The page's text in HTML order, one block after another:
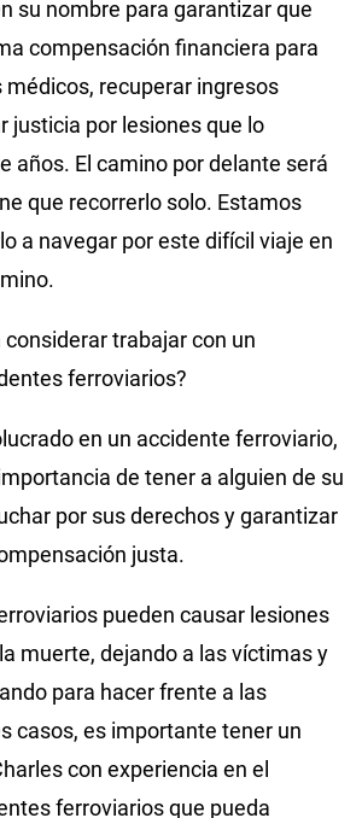
su nombre para garantizar que
compensación financiera para
recuperar ingresos
justicia por lesiones que lo
años. El camino por delante será
que recorrerlo solo. Estamos
a navegar por este difícil viaje en
considerar trabajar con un
ferroviarios?
en un accidente ferroviario,
de tener a alguien de su
por sus derechos y garantizar
justa.
pueden causar lesiones
muerte, dejando a las víctimas y
para hacer frente a las
casos, es importante tener un
con experiencia en el
ferroviarios que pueda